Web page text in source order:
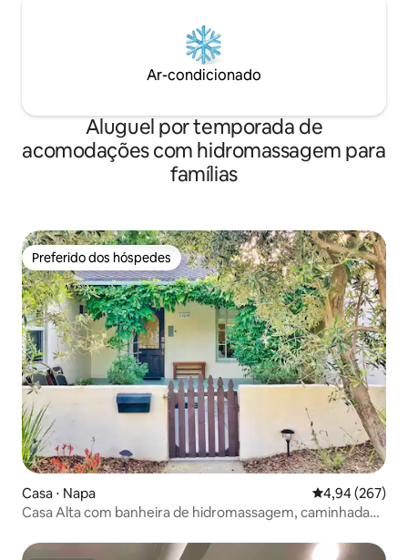
Ar-condicionado
Aluguel por temporada de
acomodações com hidromassagem para
famílias
Preferido dos hóspedes
Preferido dos hóspedes
Casa ⋅ Napa 4,94 de uma
4,94 (267)
Casa Alta com banheira de hidromassagem, caminhada